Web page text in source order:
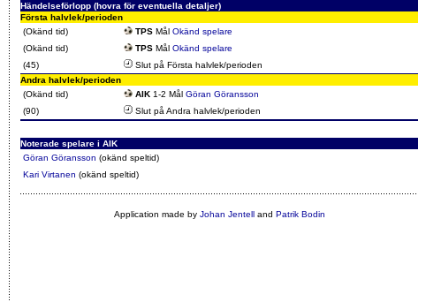
Händelseförlopp (hovra för eventuella detaljer)
Första halvlek/perioden
(Okänd tid)
TPS Mål Okänd spelare
(Okänd tid)
TPS Mål Okänd spelare
(45)
Slut på Första halvlek/perioden
Andra halvlek/perioden
(Okänd tid)
AIK 1-2 Mål Göran Göransson
(90)
Slut på Andra halvlek/perioden
Noterade spelare i AIK
Göran Göransson (okänd speltid)
Kari Virtanen (okänd speltid)
Application made by Johan Jentelland Patrik Bodin